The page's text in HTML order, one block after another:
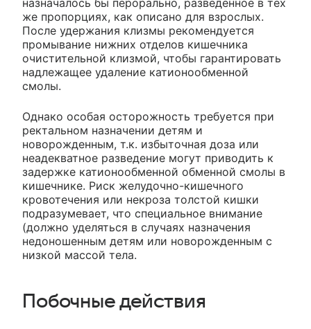
назначалось бы перорально, разведенное в тех
же пропорциях, как описано для взрослых.
После удержания клизмы рекомендуется
промывание нижних отделов кишечника
очистительной клизмой, чтобы гарантировать
надлежащее удаление катионообменной
смолы.
Однако особая осторожность требуется при
ректальном назначении детям и
новорожденным, т.к. избыточная доза или
неадекватное разведение могут приводить к
задержке катионообменной обменной смолы в
кишечнике. Риск желудочно-кишечного
кровотечения или некроза толстой кишки
подразумевает, что специальное внимание
(должно уделяться в случаях назначения
недоношенным детям или новорожденным с
низкой массой тела.
Побочные действия